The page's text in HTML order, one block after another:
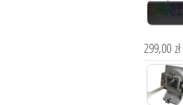
299,00 zł